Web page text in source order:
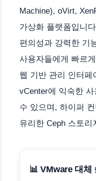
Machine), oVirt,
가상화 플랫폼입니
편의성과 강력한 기
사용자들에게 빠르
웹 기반 관리 인터페
vCenter에 익숙한
수 있으며, 하이퍼
유리한 Ceph 스토
📊 VMware 대체